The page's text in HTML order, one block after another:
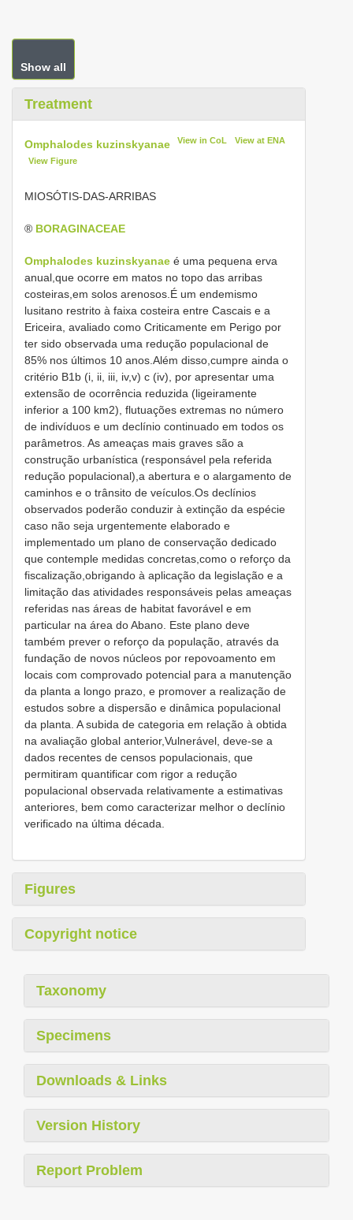
Show all
Treatment
Omphalodes kuzinskyanae View in CoL View at ENA
View Figure
MIOSÓTIS-DAS-ARRIBAS
® BORAGINACEAE
Omphalodes kuzinskyanae é uma pequena erva
anual,que ocorre em matos no topo das arribas
costeiras,em solos arenosos.É um endemismo
lusitano restrito à faixa costeira entre Cascais e a
Ericeira, avaliado como Criticamente em Perigo por
ter sido observada uma redução populacional de
85% nos últimos 10 anos.Além disso,cumpre ainda o
critério B1b (i, ii, iii, iv,v) c (iv), por apresentar uma
extensão de ocorrência reduzida (ligeiramente
inferior a 100 km2), flutuações extremas no número
de indivíduos e um declínio continuado em todos os
parâmetros. As ameaças mais graves são a
construção urbanística (responsável pela referida
redução populacional),a abertura e o alargamento de
caminhos e o trânsito de veículos.Os declínios
observados poderão conduzir à extinção da espécie
caso não seja urgentemente elaborado e
implementado um plano de conservação dedicado
que contemple medidas concretas,como o reforço da
fiscalização,obrigando à aplicação da legislação e a
limitação das atividades responsáveis pelas ameaças
referidas nas áreas de habitat favorável e em
particular na área do Abano. Este plano deve
também prever o reforço da população, através da
fundação de novos núcleos por repovoamento em
locais com comprovado potencial para a manutenção
da planta a longo prazo, e promover a realização de
estudos sobre a dispersão e dinâmica populacional
da planta. A subida de categoria em relação à obtida
na avaliação global anterior,Vulnerável, deve-se a
dados recentes de censos populacionais, que
permitiram quantificar com rigor a redução
populacional observada relativamente a estimativas
anteriores, bem como caracterizar melhor o declínio
verificado na última década.
Figures
Copyright notice
Taxonomy
Specimens
Downloads & Links
Version History
Report Problem